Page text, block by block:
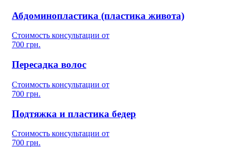
Абдоминопластика (пластика живота)
Стоимость консультации от
700 грн.
Пересадка волос
Стоимость консультации от
700 грн.
Подтяжка и пластика бедер
Стоимость консультации от
700 грн.